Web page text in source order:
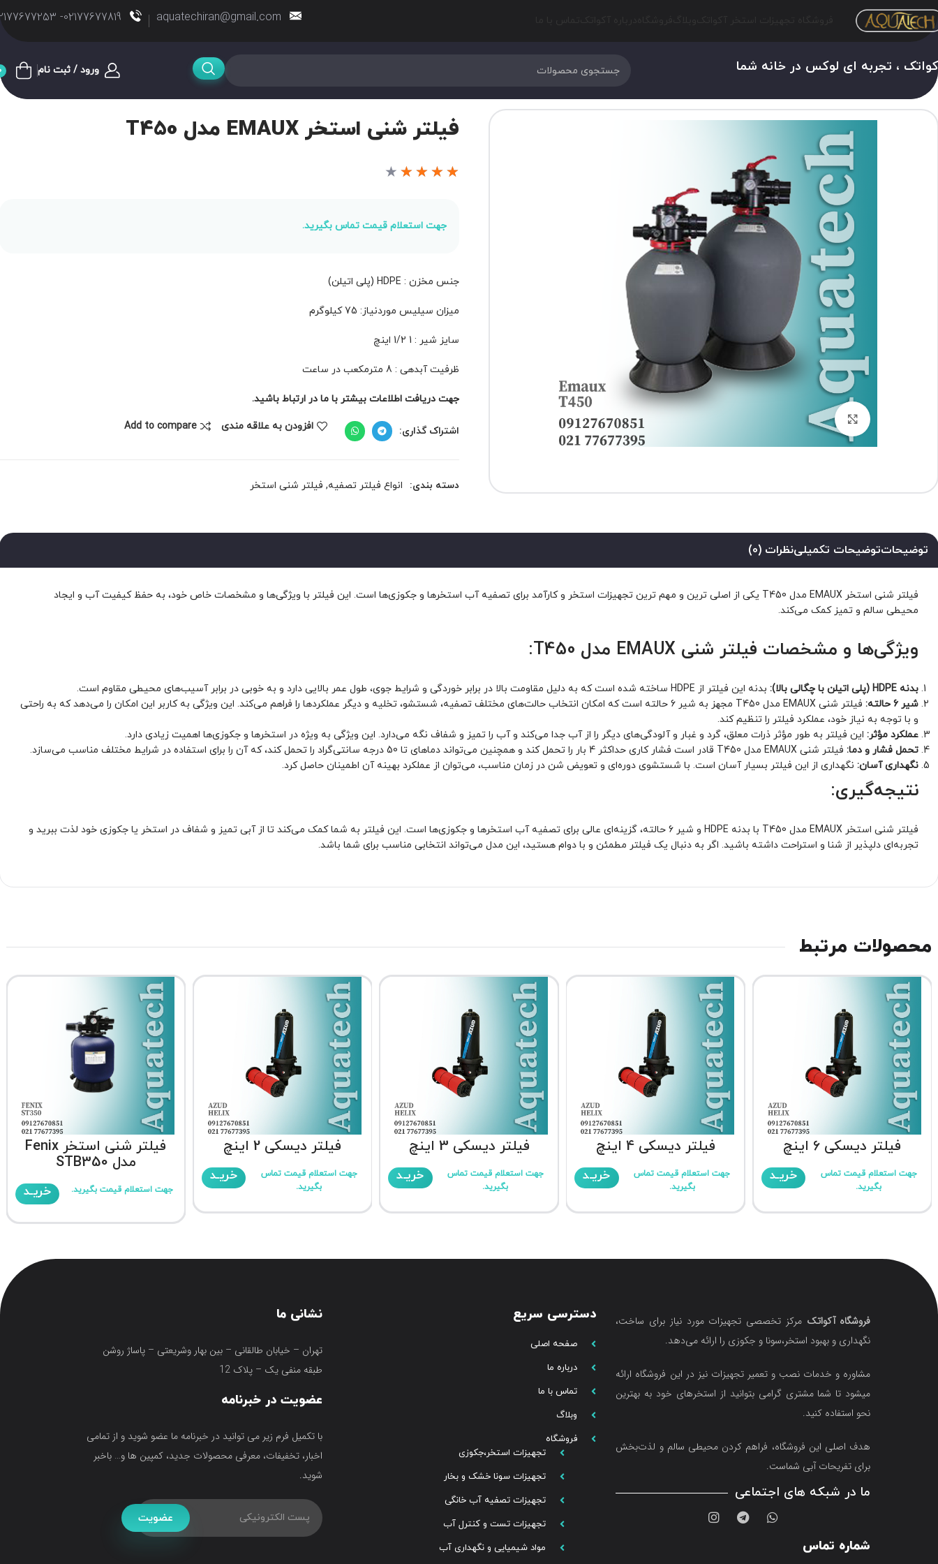
aquatechiran@gmail.com
02177677819- 02177677253
، تجربه ای لوکس در خانه شما ورود / ثبت نام
برای بزرگنمایی کلیک کنید
فیلتر شنی استخر EMAUX مدل T450
★
★
★
★
★
جهت استعلام قیمت تماس بگیرید.
جنس مخزن : HDPE (پلی اتیلن)
میزان سیلیس موردنیاز: 75 کیلوگرم
سایز شیر : 1 1/2 اینچ
ظرفیت آبدهی : 8 مترمکعب در ساعت
جهت دریافت اطلاعات بیشتر با ما در ارتباط باشید.
اشتراک گذاری: افزودن به علاقه مندی Add to compare
دسته بندی: انواع فیلتر تصفیه, فیلتر شنی استخر
توضیحاتتوضیحات تکمیلینظرات (0)
فیلتر شنی استخر EMAUX مدل T450 یکی از اصلی ترین و مهم ترین تجهیزات استخر و کارآمد برای تصفیه آب استخرها و جکوزی‌ها است. این فیلتر با ویژگی‌ها و مشخصات خاص خود، به حفظ کیفیت آب و ایجاد
محیطی سالم و تمیز کمک می‌کند.
ویژگی‌ها و مشخصات فیلتر شنی EMAUX مدل T450:
بدنه HDPE (پلی اتیلن با چگالی بالا):
بدنه این فیلتر از HDPE ساخته شده است که به دلیل مقاومت بالا در برابر خوردگی و شرایط جوی، طول عمر بالایی دارد و به خوبی در برابر آسیب‌های محیطی مقاوم است.
شیر 6 حالته:
فیلتر شنی EMAUX مدل T450 مجهز به شیر 6 حالته است که امکان انتخاب حالت‌های مختلف تصفیه، شستشو، تخلیه و دیگر عملکردها را فراهم می‌کند. این ویژگی به کاربر این امکان را می‌دهد که به راحتی
و با توجه به نیاز خود، عملکرد فیلتر را تنظیم کند.
عملکرد مؤثر:این فیلتر به طور مؤثر ذرات معلق، گرد و غبار و آلودگی‌های دیگر را از آب جدا می‌کند و آب را تمیز و شفاف نگه می‌دارد. این ویژگی به ویژه در استخرها و جکوزی‌ها اهمیت زیادی دارد.
تحمل فشار و دما:فیلتر شنی EMAUX مدل T450 قادر است فشار کاری حداکثر 4 بار را تحمل کند و همچنین می‌تواند دماهای تا 50 درجه سانتی‌گراد را تحمل کند، که آن را برای استفاده در شرایط مختلف مناسب می‌سازد.
نگهداری آسان:نگهداری از این فیلتر بسیار آسان است. با شستشوی دوره‌ای و تعویض شن در زمان مناسب، می‌توان از عملکرد بهینه آن اطمینان حاصل کرد.
نتیجه‌گیری:
فیلتر شنی استخر EMAUX مدل T450 با بدنه HDPE و شیر 6 حالته، گزینه‌ای عالی برای تصفیه آب استخرها و جکوزی‌ها است. این فیلتر به شما کمک می‌کند تا از آبی تمیز و شفاف در استخر یا جکوزی خود لذت ببرید و
تجربه‌ای دلپذیر از شنا و استراحت داشته باشید. اگر به دنبال یک فیلتر مطمئن و با دوام هستید، این مدل می‌تواند انتخابی مناسب برای شما باشد.
محصولات مرتبط
فیلتر دیسکی 6 اینچ
جهت استعلام قیمت تماس
بگیرید.
خریـد
فیلتر دیسکی 4 اینچ
جهت استعلام قیمت تماس
بگیرید.
خریـد
فیلتر دیسکی 3 اینچ
جهت استعلام قیمت تماس
بگیرید.
خریـد
فیلتر دیسکی 2 اینچ
جهت استعلام قیمت تماس
بگیرید.
خریـد
فیلتر شنی استخر Fenix
مدل STB350
جهت استعلام قیمت بگیرید. خریـد
فروشگاه آکواتک مرکز تخصصی تجهیزات مورد نیاز برای ساخت،
نگهداری و بهبود استخر،سونا و جکوزی را ارائه می‌دهد.
مشاوره و خدمات نصب و تعمیر تجهیزات نیز در این فروشگاه ارائه
میشود تا شما مشتری گرامی بتوانید از استخرهای خود به بهترین
نحو استفاده کنید.
هدف اصلی این فروشگاه‌، فراهم کردن محیطی سالم و لذت‌بخش
برای تفریحات آبی شماست.
ما در شبکه های اجتماعی
شماره تماس
دسترسی سریع
صفحه اصلی
درباره ما
تماس با ما
وبلاگ
فروشگاه
تجهیزات استخر،جکوزی
تجهیزات سونا خشک و بخار
تجهیزات تصفیه آب خانگی
تجهیزات تست و کنترل آب
مواد شیمیایی و نگهداری آب
نشانی ما
تهران – خیابان طالقانی – بین بهار وشریعتی – پاساژ روشن
طبقه منفی یک – پلاک 12
عضویت در خبرنامه
با تکمیل فرم زیر می توانید در خبرنامه ما عضو شوید و از تمامی
اخبار، تخفیفات، معرفی محصولات جدید، کمپین ها و… باخبر
شوید.
عضویت